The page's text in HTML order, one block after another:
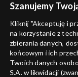
Pytanie dnia
10.03.2026 – Paweł
Szanujemy
Kliknij "Akceptuję i
na korzystanie z
zbierania danych,
końcowym i ich
Twoich danych
S.A. w likwidacji